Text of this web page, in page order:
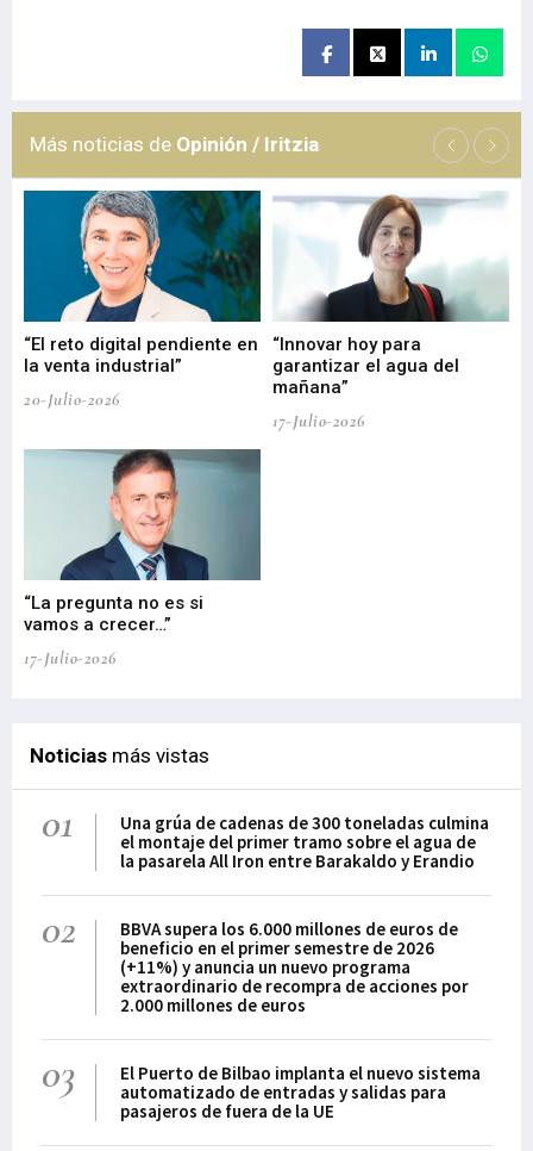
Más noticias de Opinión / Iritzia
“El reto digital pendiente en
la venta industrial”
20-Julio-2026
“Innovar hoy para
garantizar el agua del
mañana”
17-Julio-2026
“La pregunta no es si
vamos a crecer…”
17-Julio-2026
Noticias más vistas
01
Una grúa de cadenas de 300 toneladas culmina
el montaje del primer tramo sobre el agua de
la pasarela All Iron entre Barakaldo y Erandio
02
BBVA supera los 6.000 millones de euros de
beneficio en el primer semestre de 2026
(+11%) y anuncia un nuevo programa
extraordinario de recompra de acciones por
2.000 millones de euros
03
El Puerto de Bilbao implanta el nuevo sistema
automatizado de entradas y salidas para
pasajeros de fuera de la UE